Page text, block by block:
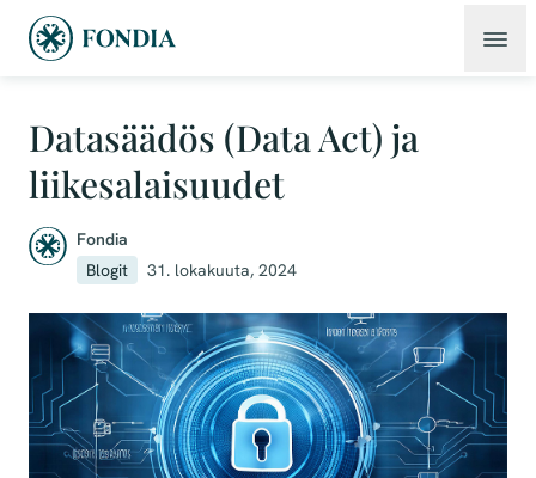
Datasäädös (Data Act) ja
liikesalaisuudet
Fondia
Blogit
31. lokakuuta, 2024